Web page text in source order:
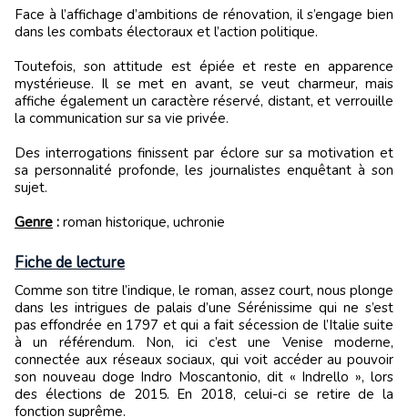
Face à l’affichage d’ambitions de rénovation, il s’engage bien
dans les combats électoraux et l’action politique.
Toutefois, son attitude est épiée et reste en apparence
mystérieuse. Il se met en avant, se veut charmeur, mais
affiche également un caractère réservé, distant, et verrouille
la communication sur sa vie privée.
Des interrogations finissent par éclore sur sa motivation et
sa personnalité profonde, les journalistes enquêtant à son
sujet.
Genre : roman historique, uchronie
Fiche de lecture
Comme son titre l’indique, le roman, assez court, nous plonge
dans les intrigues de palais d’une Sérénissime qui ne s’est
pas effondrée en 1797 et qui a fait sécession de l’Italie suite
à un référendum. Non, ici c’est une Venise moderne,
connectée aux réseaux sociaux, qui voit accéder au pouvoir
son nouveau doge Indro Moscantonio, dit « Indrello », lors
des élections de 2015. En 2018, celui-ci se retire de la
fonction suprême.